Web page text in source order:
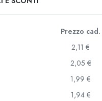
ml
ml
Prezzo cad.
2,11 €
2,05 €
1,99 €
1,94 €